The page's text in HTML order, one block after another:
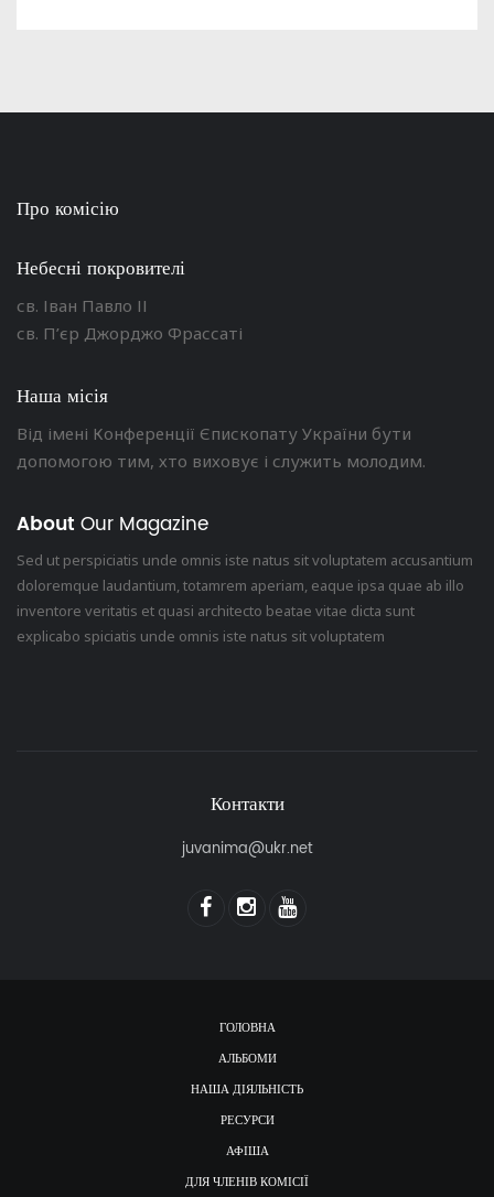
Про комісію
Небесні покровителі
св. Іван Павло ІІ
св. П’єр Джорджо Фрассаті
Наша місія
Від імені Конференції Єпископату України бути
допомогою тим, хто виховує і служить молодим.
About Our Magazine
Sed ut perspiciatis unde omnis iste natus sit voluptatem accusantium
doloremque laudantium, totamrem aperiam, eaque ipsa quae ab illo
inventore veritatis et quasi architecto beatae vitae dicta sunt
explicabo spiciatis unde omnis iste natus sit voluptatem
Контакти
juvanima@ukr.net
ГОЛОВНА
АЛЬБОМИ
НАША ДІЯЛЬНІСТЬ
РЕСУРСИ
АФІША
ДЛЯ ЧЛЕНІВ КОМІСІЇ